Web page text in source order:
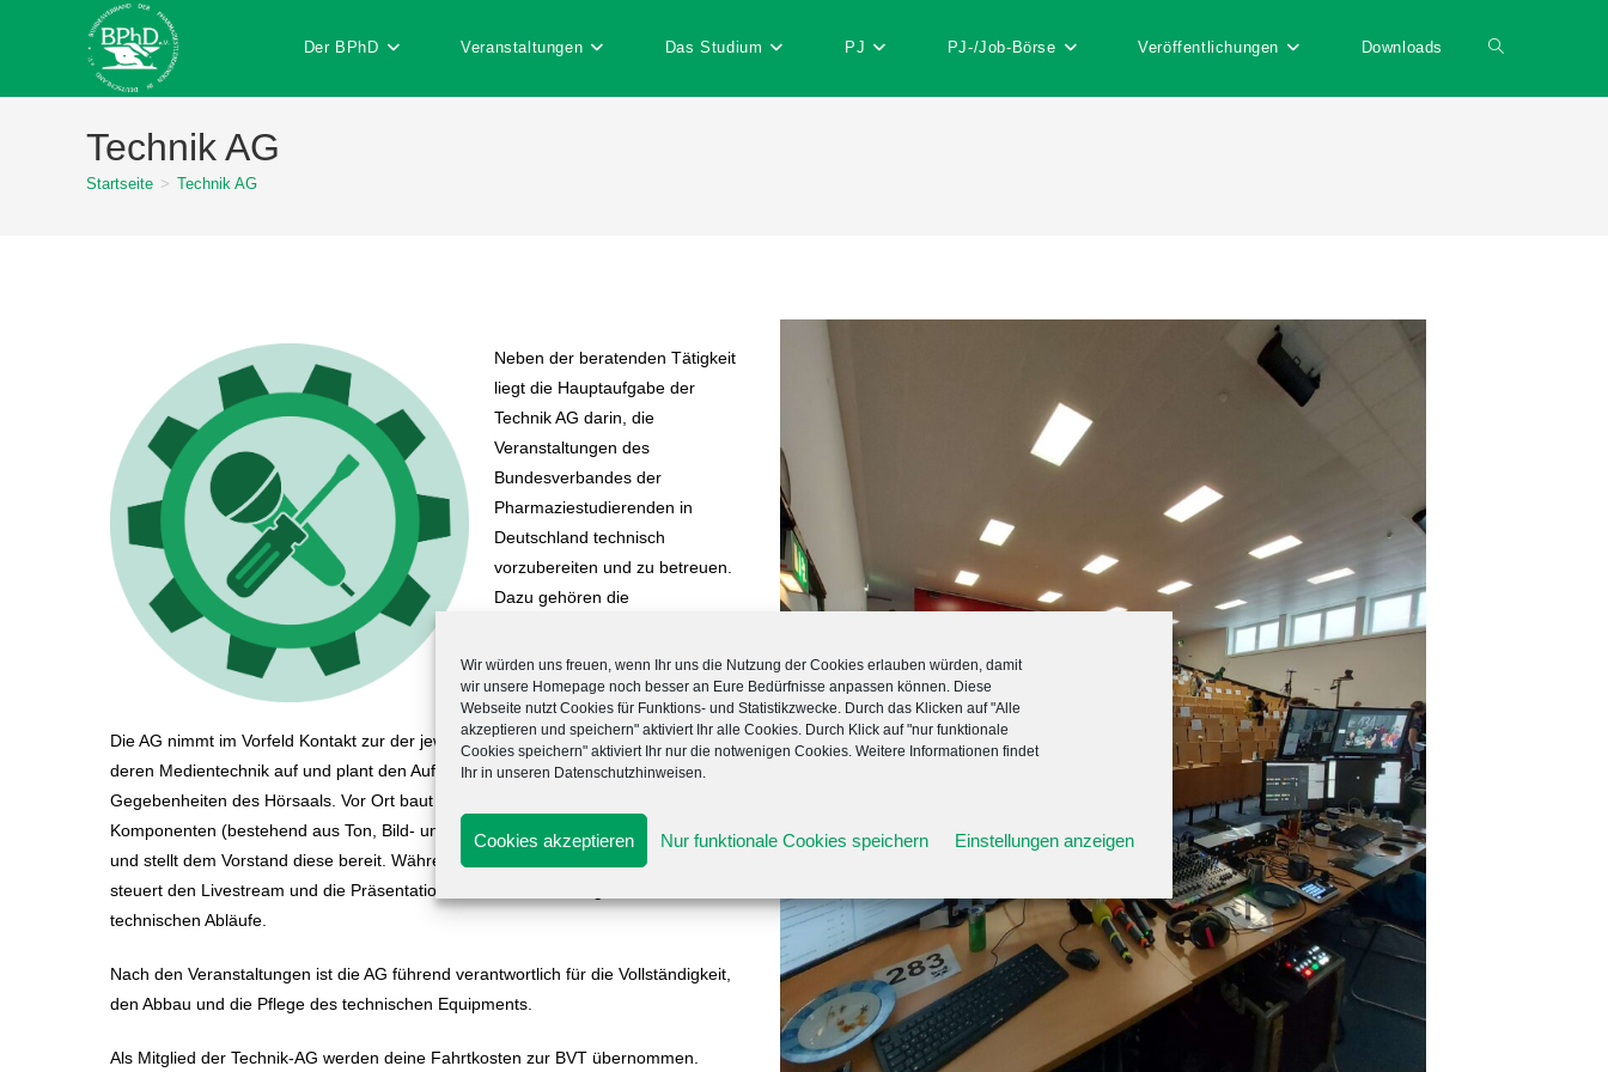
Wir würden uns freuen, wenn Ihr uns die Nutzung der Cookies erlauben würden, damit
wir unsere Homepage noch besser an Eure Bedürfnisse anpassen können. Diese
Webseite nutzt Cookies für Funktions- und Statistikzwecke. Durch das Klicken auf "Alle
akzeptieren und speichern" aktiviert Ihr alle Cookies. Durch Klick auf "nur funktionale
Cookies speichern" aktiviert Ihr nur die notwenigen Cookies. Weitere Informationen findet
Ihr in unseren Datenschutzhinweisen.
Cookies akzeptieren Nur funktionale Cookies speichern Einstellungen anzeigen
Der BPhD Veranstaltungen Das Studium PJ PJ-/Job-Börse Veröffentlichungen Downloads
Technik AG
Startseite > Technik AG
Neben der beratenden Tätigkeit
liegt die Hauptaufgabe der
Technik AG darin, die
Veranstaltungen des
Bundesverbandes der
Pharmaziestudierenden in
Deutschland technisch
vorzubereiten und zu betreuen.
Dazu gehören die
das Pharmaweekend (PhWe) und
die expopharm.
Die AG nimmt im Vorfeld Kontakt zur der jeweilig ausrichtenden Fachschaft und
deren Medientechnik auf und plant den Aufbau sowie die notwendigen technischen
Gegebenheiten des Hörsaals. Vor Ort baut die Technik AG alle notwendigen
Komponenten (bestehend aus Ton, Bild- und Livestreamtechnik) auf, verkabelt sie
und stellt dem Vorstand diese bereit. Während der BVT betreut die AG diese Technik,
steuert den Livestream und die Präsentationsmedien und die allgemeinen
technischen Abläufe.
Nach den Veranstaltungen ist die AG führend verantwortlich für die Vollständigkeit,
den Abbau und die Pflege des technischen Equipments.
Als Mitglied der Technik-AG werden deine Fahrtkosten zur BVT übernommen.